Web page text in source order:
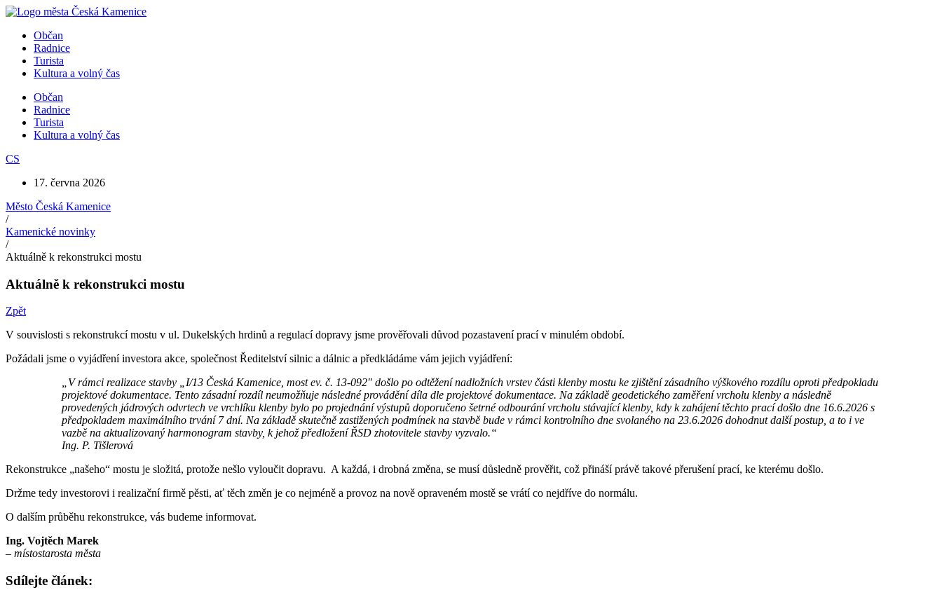
Přejít
obsahuObčan
Radnice
Turista
Kultura a volný čas
Občan
Radnice
Turista
Kultura a volný čas
CS
17. června 2026
Město Česká Kamenice
/
Kamenické novinky
/
Aktuálně k rekonstrukci mostu
Aktuálně k rekonstrukci mostu
Zpět
V souvislosti s rekonstrukcí mostu v ul. Dukelských hrdinů a regulací dopravy jsme prověřovali důvod pozastavení prací v minulém období.
Požádali jsme o vyjádření investora akce, společnost Ředitelství silnic a dálnic a předkládáme vám jejich vyjádření:
„V rámci realizace stavby „I/13 Česká Kamenice, most ev. č. 13-092″ došlo po odtěžení nadložních vrstev části klenby mostu ke zjištění zásadního výškového rozdílu oproti předpokladu
projektové dokumentace. Tento zásadní rozdíl neumožňuje následné provádění díla dle projektové dokumentace. Na základě geodetického zaměření vrcholu klenby a následně
provedených jádrových odvrtech ve vrchlíku klenby bylo po projednání výstupů doporučeno šetrné odbourání vrcholu stávající klenby, kdy k zahájení těchto prací došlo dne 16.6.2026 s
předpokladem maximálního trvání 7 dní. Na základě skutečně zastižených podmínek na stavbě bude v rámci kontrolního dne svolaného na 23.6.2026 dohodnut další postup, a to i ve
vazbě na aktualizovaný harmonogram stavby, k jehož předložení ŘSD zhotovitele stavby vyzvalo.“
Ing. P. Tišlerová
Rekonstrukce „našeho“ mostu je složitá, protože nešlo vyloučit dopravu. A každá, i drobná změna, se musí důsledně prověřit, což přináší právě takové přerušení prací, ke kterému došlo.
Držme tedy investorovi i realizační firmě pěsti, ať těch změn je co nejméně a provoz na nově opraveném mostě se vrátí co nejdříve do normálu.
O dalším průběhu rekonstrukce, vás budeme informovat.
Ing. Vojtěch Marek
– místostarosta města
Sdílejte článek: